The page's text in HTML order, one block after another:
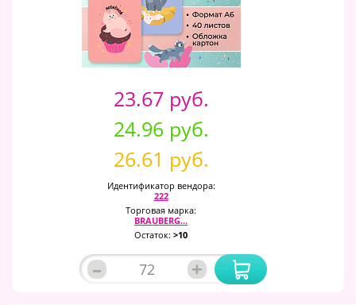
23.67 руб.
24.96 руб.
26.61 руб.
Идентификатор вендора:
222
Торговая марка:
BRAUBERG...
Остаток: >10
– +